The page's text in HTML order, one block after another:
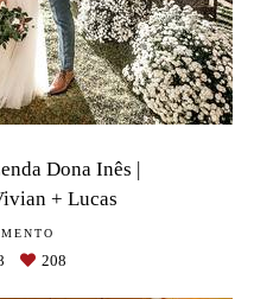
Dona Inês |
+ Lucas
208